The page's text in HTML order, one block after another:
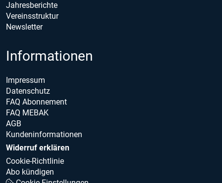
Jahresberichte
Vereinsstruktur
Newsletter
Informationen
Impressum
Datenschutz
FAQ Abonnement
FAQ MEBAK
AGB
Kundeninformationen
Widerruf erklären
Cookie-Richtlinie
Abo kündigen